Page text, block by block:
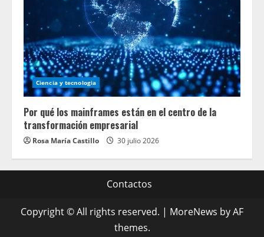
Ciencia y tecnologia
Por qué los mainframes están en el centro de la
transformación empresarial
Rosa María Castillo 30 julio 2026
Contactos
Copyright © All rights reserved. | MoreNews by AF
themes.